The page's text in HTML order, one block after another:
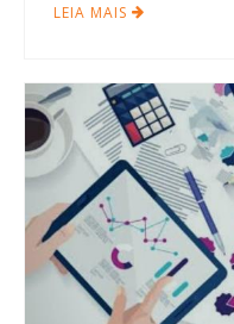
LEIA MAIS